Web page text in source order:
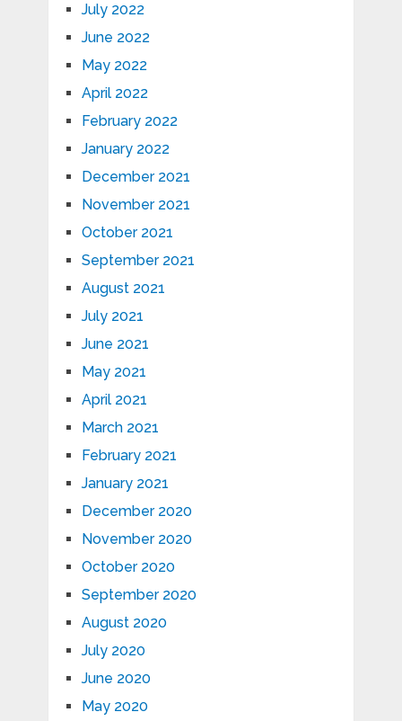
July 2022
June 2022
May 2022
April 2022
February 2022
January 2022
December 2021
November 2021
October 2021
September 2021
August 2021
July 2021
June 2021
May 2021
April 2021
March 2021
February 2021
January 2021
December 2020
November 2020
October 2020
September 2020
August 2020
July 2020
June 2020
May 2020